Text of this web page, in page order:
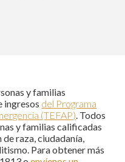
y familias
ingresos del Programa
(TEFAP) Todos
y familias calificadas
raza, ciudadanía,
Para obtener más